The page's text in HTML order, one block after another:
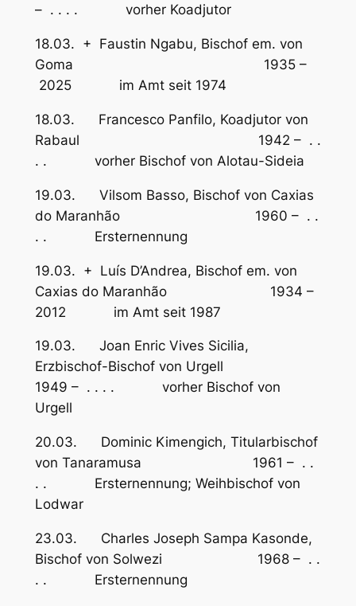
– . . . . vorher Koadjutor
18.03. + Faustin Ngabu, Bischof em. von
Goma 1935 –
2025 im Amt seit 1974
18.03. Francesco Panfilo, Koadjutor von
Rabaul 1942 – . .
. . vorher Bischof von Alotau-Sideia
19.03. Vilsom Basso, Bischof von Caxias
do Maranhão 1960 – . .
. . Ersternennung
19.03. + Luís D’Andrea, Bischof em. von
Caxias do Maranhão 1934 –
2012 im Amt seit 1987
19.03. Joan Enric Vives Sicilia,
Erzbischof-Bischof von Urgell
1949 – . . . . vorher Bischof von
Urgell
20.03. Dominic Kimengich, Titularbischof
von Tanaramusa 1961 – . .
. . Ersternennung; Weihbischof von
Lodwar
23.03. Charles Joseph Sampa Kasonde,
Bischof von Solwezi 1968 – . .
. . Ersternennung